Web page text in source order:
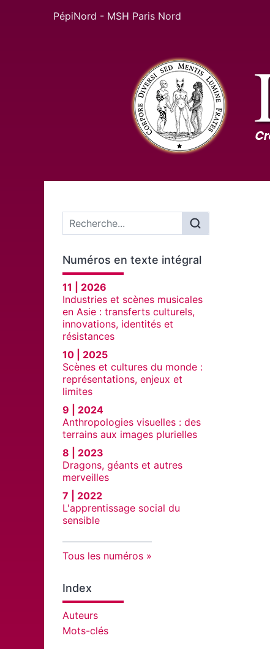
PépiNord - MSH Paris Nord
Menu principal
Numéros en texte intégral
11 | 2026
Industries et scènes musicales
en Asie : transferts culturels,
innovations, identités et
résistances
10 | 2025
Scènes et cultures du monde :
représentations, enjeux et
limites
9 | 2024
Anthropologies visuelles : des
terrains aux images plurielles
8 | 2023
Dragons, géants et autres
merveilles
7 | 2022
L'apprentissage social du
sensible
Tous les numéros
Index
Auteurs
Mots-clés